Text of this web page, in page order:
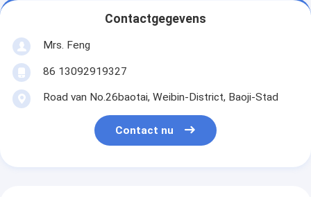
Contactgegevens
Mrs. Feng
86 13092919327
Road van No.26baotai, Weibin-District, Baoji-Stad
Contact nu